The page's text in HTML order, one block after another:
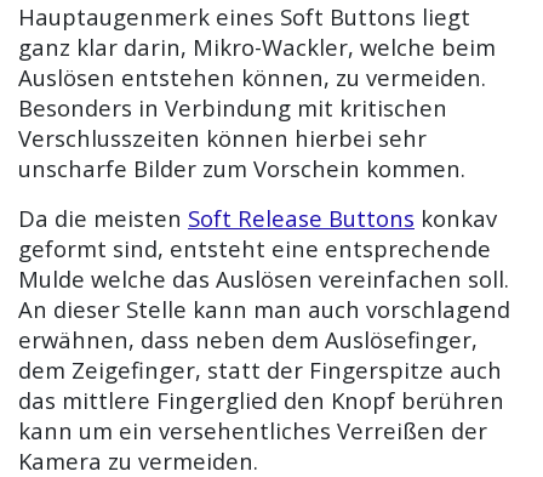
Hauptaugenmerk eines Soft Buttons liegt
ganz klar darin, Mikro-Wackler, welche beim
Auslösen entstehen können, zu vermeiden.
Besonders in Verbindung mit kritischen
Verschlusszeiten können hierbei sehr
unscharfe Bilder zum Vorschein kommen.
Da die meisten Soft Release Buttons konkav
geformt sind, entsteht eine entsprechende
Mulde welche das Auslösen vereinfachen soll.
An dieser Stelle kann man auch vorschlagend
erwähnen, dass neben dem Auslösefinger,
dem Zeigefinger, statt der Fingerspitze auch
das mittlere Fingerglied den Knopf berühren
kann um ein versehentliches Verreißen der
Kamera zu vermeiden.